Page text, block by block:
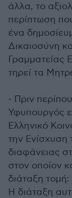
άλλα, το
περίπτωση
ένα
Δικαιοσύνη
Γραμματείας
τηρεί τα
- Πριν
Υφυπουργός
Ελληνικό
την Ενίσχυση
διαφάνειας
στον οποίον
διάταξη
Η διάταξη